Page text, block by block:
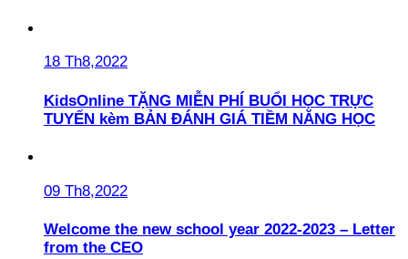
18 Th8,2022
KidsOnline TẶNG MIỄN PHÍ BUỔI HỌC TRỰC
TUYẾN kèm BẢN ĐÁNH GIÁ TIỀM NĂNG HỌC
09 Th8,2022
Welcome the new school year 2022-2023 – Letter
from the CEO